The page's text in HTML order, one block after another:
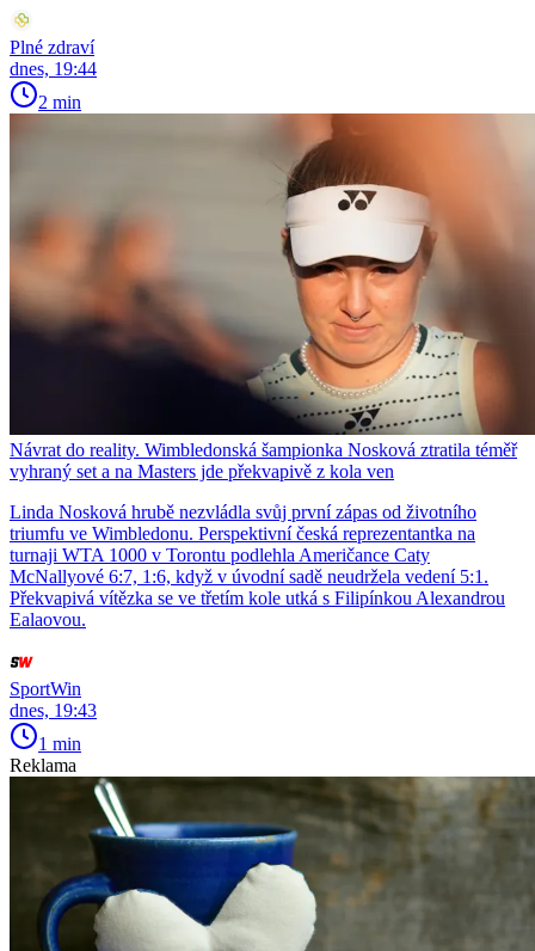
Plné zdraví
dnes, 19:44
2 min
Návrat do reality. Wimbledonská šampionka Nosková ztratila téměř
vyhraný set a na Masters jde překvapivě z kola ven
Linda Nosková hrubě nezvládla svůj první zápas od životního
triumfu ve Wimbledonu. Perspektivní česká reprezentantka na
turnaji WTA 1000 v Torontu podlehla Američance Caty
McNallyové 6:7, 1:6, když v úvodní sadě neudržela vedení 5:1.
Překvapivá vítězka se ve třetím kole utká s Filipínkou Alexandrou
Ealaovou.
SportWin
dnes, 19:43
1 min
Reklama